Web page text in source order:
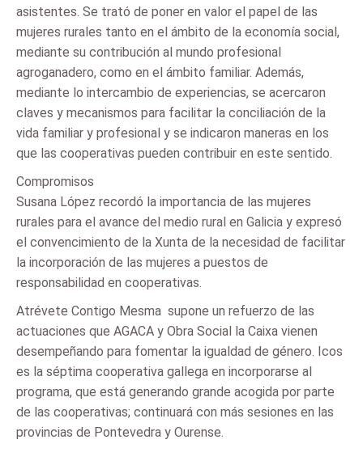
asistentes. Se trató de poner en valor el papel de las
mujeres rurales tanto en el ámbito de la economía social,
mediante su contribución al mundo profesional
agroganadero, como en el ámbito familiar. Además,
mediante lo intercambio de experiencias, se acercaron
claves y mecanismos para facilitar la conciliación de la
vida familiar y profesional y se indicaron maneras en los
que las cooperativas pueden contribuir en este sentido.
Compromisos
Susana López recordó la importancia de las mujeres
rurales para el avance del medio rural en Galicia y expresó
el convencimiento de la Xunta de la necesidad de facilitar
la incorporación de las mujeres a puestos de
responsabilidad en cooperativas.
Atrévete Contigo Mesma  supone un refuerzo de las
actuaciones que AGACA y Obra Social la Caixa vienen
desempeñando para fomentar la igualdad de género. Icos
es la séptima cooperativa gallega en incorporarse al
programa, que está generando grande acogida por parte
de las cooperativas; continuará con más sesiones en las
provincias de Pontevedra y Ourense.